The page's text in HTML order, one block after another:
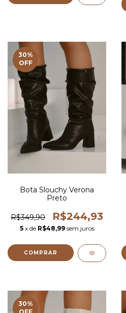
30%
OFF
Bota Slouchy Verona
Preto
R$349,90 R$244,93
5 x de R$48,99 sem juros
COMPRAR
30%